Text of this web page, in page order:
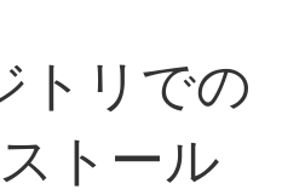
トリでの
トール